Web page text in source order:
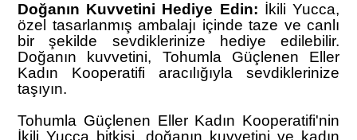
Doğanın Kuvvetini Hediye Edin: İkili Yucca,
özel tasarlanmış ambalajı içinde taze ve canlı
bir şekilde sevdiklerinize hediye edilebilir.
Doğanın kuvvetini, Tohumla Güçlenen Eller
Kadın Kooperatifi aracılığıyla sevdiklerinize
taşıyın.
Tohumla Güçlenen Eller Kadın Kooperatifi'nin
İkili Yucca bitkisi, doğanın kuvvetini ve kadın